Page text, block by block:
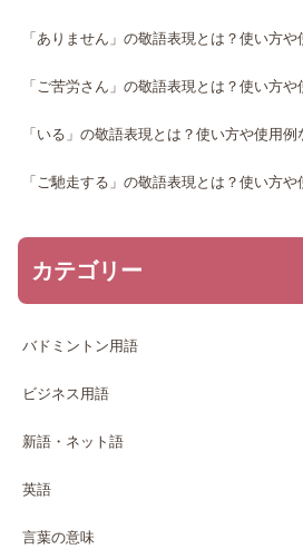
「ありません」の敬語表現とは？使い方
「ご苦労さん」の敬語表現とは？使い方
「いる」の敬語表現とは？使い方や使用例
「ご馳走する」の敬語表現とは？使い方
カテゴリー
バドミントン用語
ビジネス用語
新語・ネット語
英語
言葉の意味